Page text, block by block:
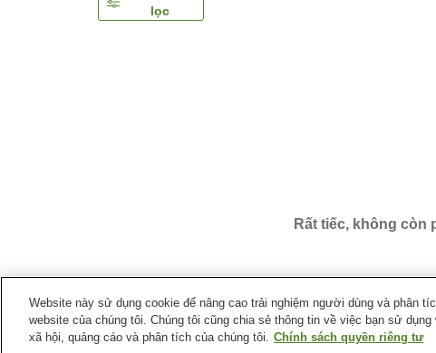
lọc
Rất tiếc, không
Trang chủ Nhật Bản Tỉnh Hokkaido Thành phố Sapporo
Website này sử dụng cookie để nâng cao trải nghiệm người dùng và phân
website của chúng tôi. Chúng tôi cũng chia sẻ thông tin về việc bạn sử
xã hội, quảng cáo và phân tích của chúng tôi. Chính sách quyền riêng tư